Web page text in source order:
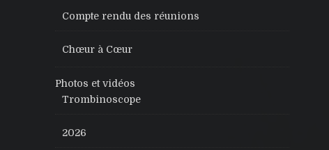
Compte rendu des réunions
Chœur à Cœur
Photos et vidéos
Trombinoscope
2026